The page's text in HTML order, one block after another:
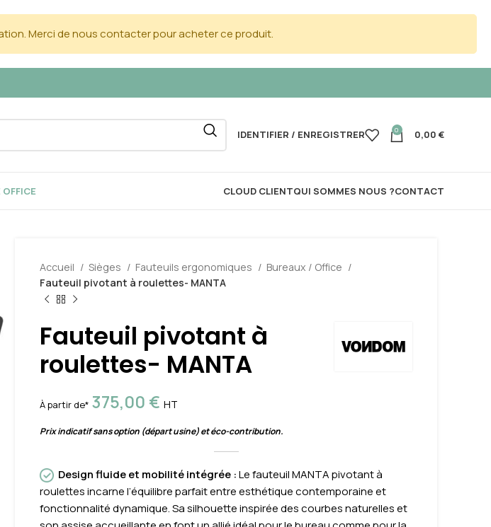
Merci de nous contacter pour acheter ce produit.
IDENTIFIER / ENREGISTRER 0 0,00 €
CLOUD CLIENTQUI SOMMES NOUS ?CONTACT
Accueil Sièges Fauteuils ergonomiques
Bureaux / Office
Fauteuil pivotant à roulettes- MANTA
Fauteuil pivotant à
roulettes- MANTA
À partir de* 375,00 € HT
Prix indicatif sans option (départ usine) et éco-contribution.
Design fluide et mobilité intégrée :Le fauteuil MANTA pivotant à
roulettes incarne l’équilibre parfait entre esthétique contemporaine et
fonctionnalité dynamique. Sa silhouette inspirée des courbes naturelles et